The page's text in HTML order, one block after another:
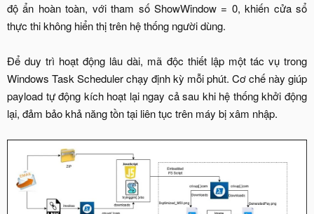
độ ẩn hoàn toàn, với tham số ShowWindow = 0, khiến cửa sổ
thực thi không hiển thị trên hệ thống người dùng.
Để duy trì hoạt động lâu dài, mã độc thiết lập một tác vụ trong
Windows Task Scheduler chạy định kỳ mỗi phút. Cơ chế này giúp
payload tự động kích hoạt lại ngay cả sau khi hệ thống khởi động
lại, đảm bảo khả năng tồn tại liên tục trên máy bị xâm nhập.